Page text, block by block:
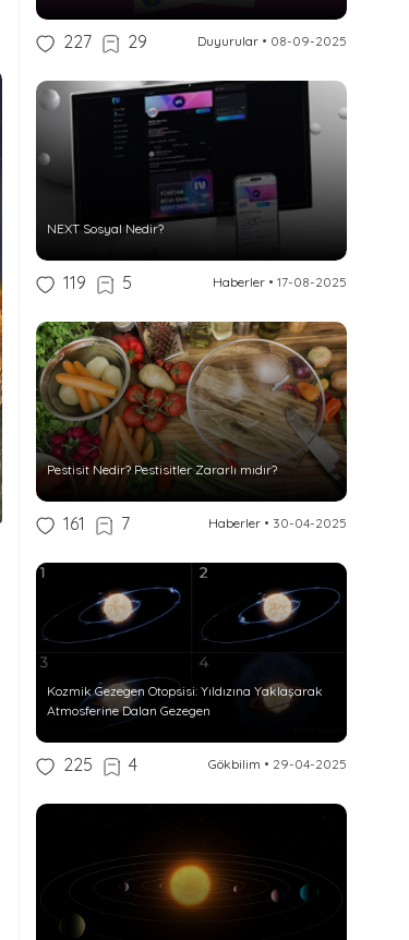
227 29 Duyurular• 08-09-2025
NEXT Sosyal Nedir?
119 5 Haberler• 17-08-2025
Pestisit Nedir? Pestisitler Zararlı mıdır?
161 7 Haberler• 30-04-2025
Kozmik Gezegen Otopsisi: Yıldızına Yaklaşarak
Atmosferine Dalan Gezegen
225 4 Gökbilim • 29-04-2025